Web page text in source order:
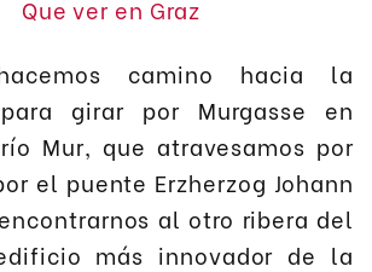
camino hacia la
girar por Murgasse en
Mur, que atravesamos por
el puente Erzherzog Johann
al otro ribera del
más innovador de la